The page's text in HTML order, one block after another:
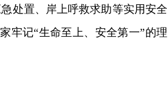
处置、岸上呼救求助等实用安全
牢记“生命至上、安全第一”的理